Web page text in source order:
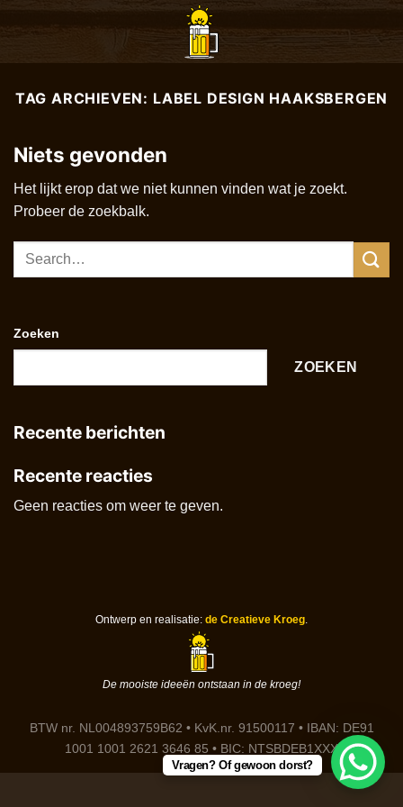
TAG ARCHIEVEN: LABEL DESIGN HAAKSBERGEN
Niets gevonden
Het lijkt erop dat we niet kunnen vinden wat je zoekt.
Probeer de zoekbalk.
Zoeken
ZOEKEN
Recente berichten
Recente reacties
Geen reacties om weer te geven.
Ontwerp en realisatie: de Creatieve Kroeg.
De mooiste ideeën ontstaan in de kroeg!
BTW nr. NL004893759B62 • KvK.nr. 91500117 • IBAN: DE91
1001 1001 2621 3646 85 • BIC: NTSBDEB1XXX
Vragen? Of gewoon dorst?